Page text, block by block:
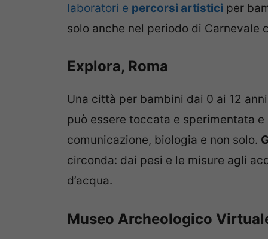
laboratori e percorsi artistici per
solo anche nel periodo di
Explora, Roma
Una città per bambini dai 0 ai 12
può essere toccata e sperimentata
comunicazione, biologia e non solo.
circonda: dai pesi e le misure agli
d’acqua.
Museo Archeologico